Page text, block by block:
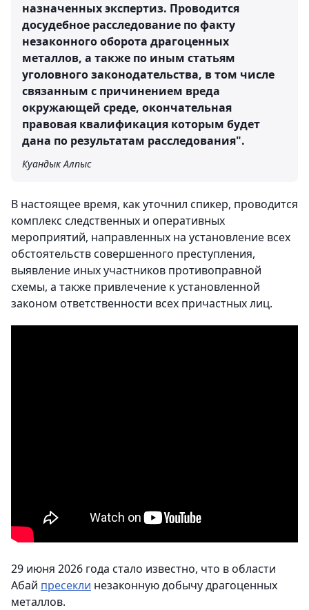
назначенных экспертиз. Проводится
досудебное расследование по факту
незаконного оборота драгоценных
металлов, а также по иным статьям
уголовного законодательства, в том числе
связанным с причинением вреда
окружающей среде, окончательная
правовая квалификация которым будет
дана по результатам расследования".
Куандык Алпыс
В настоящее время, как уточнил спикер, проводится
комплекс следственных и оперативных
мероприятий, направленных на установление всех
обстоятельств совершенного преступления,
выявление иных участников противоправной
схемы, а также привлечение к установленной
законом ответственности всех причастных лиц.
29 июня 2026 года стало известно, что в области
Абай пресекли незаконную добычу драгоценных
металлов.